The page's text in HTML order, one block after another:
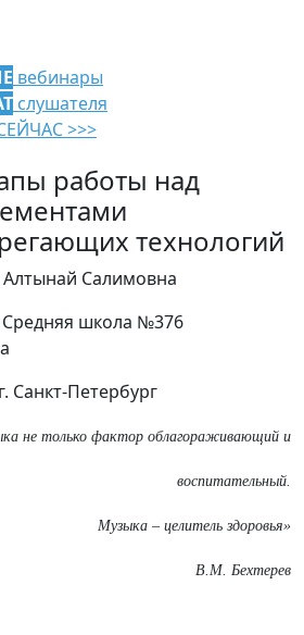
вебинары
слушателя
>>>
работы над
технологий
Салимовна
школа №376
Санкт-Петербург
не только фактор облагораживающий и
воспитательный.
Музыка – целитель здоровья»
В.М. Бехтерев